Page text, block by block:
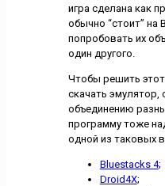
игра сделана как
обычно “стоит” на
попробовать их
один другого.
Чтобы решить
скачать эмулятор,
объединению
программу тоже
одной из таковых
Bluestacks 4;
Droid4X;